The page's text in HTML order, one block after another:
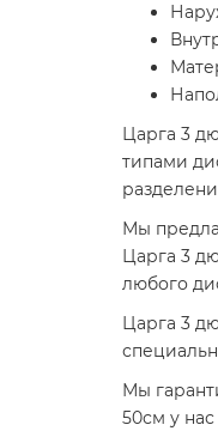
Царга 3
типами
Мы
Царга 3
любого
Царга 3
Мы
50см у